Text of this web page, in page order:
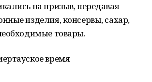
на призыв, передавая
изделия, консервы, сахар,
товары.
время